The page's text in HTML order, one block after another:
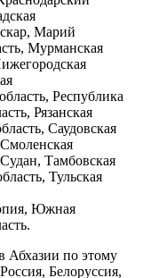
Марий
Мурманская
Республика
Рязанская
Саудовская
Тамбовская
Тульская
Южная
Абхазии по этому
Белоруссия,